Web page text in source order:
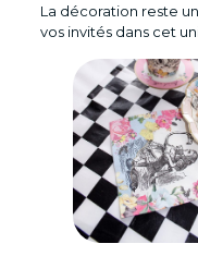
La décoration reste
vos invités dans cet